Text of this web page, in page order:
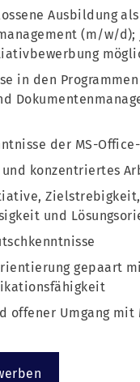
Ausbildung
(m/w/d);
in den Programmen
der MS-
und konzentriertes
Zielstrebigkeit,
und
gepaart
offener Umgang mit